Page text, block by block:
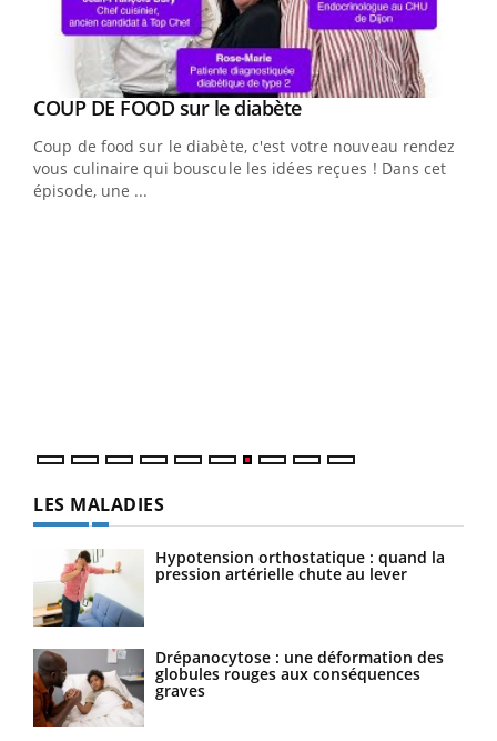
Youtube
COUP DE FOOD sur le diabèteYoutube
Coup de food sur le diabète, c'est votre nouveau rendez-
vous culinaire qui bouscule les idées reçues ! Dans cet
épisode, une ...
LES MALADIES
Hypotension orthostatique : quand la
pression artérielle chute au lever
Drépanocytose : une déformation des
globules rouges aux conséquences
graves